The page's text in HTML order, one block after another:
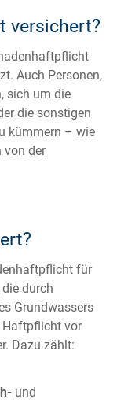
versichert?
Auch Personen,
sich um die
die sonstigen
kümmern – wie
von der
für
die durch
Grundwassers
Haftpflicht vor
Dazu zählt:
und